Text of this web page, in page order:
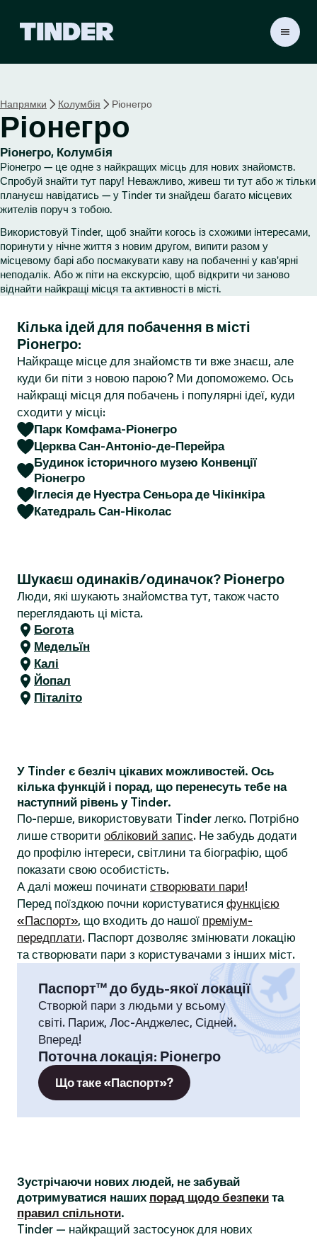
н
а
с
о
р
і
а
T
i
n
r
Напрямки Колумбія Ріонегро
Ріонегро
Ріонегро, Колумбія
Ріонегро — це одне з найкращих місць для нових знайомств.
Спробуй знайти тут пару! Неважливо, живеш ти тут або ж тільки
плануєш навідатись — у Tinder ти знайдеш багато місцевих
жителів поруч з тобою.
Використовуй Tinder, щоб знайти когось із схожими інтересами,
поринути у нічне життя з новим другом, випити разом у
місцевому барі або посмакувати каву на побаченні у кав'ярні
неподалік. Або ж піти на екскурсію, щоб відкрити чи заново
віднайти найкращі місця та активності в місті.
Кілька ідей для побачення в місті
Ріонегро:
Найкраще місце для знайомств ти вже знаєш, але
куди би піти з новою парою? Ми допоможемо. Ось
найкращі місця для побачень і популярні ідеї, куди
сходити у місці:
Парк Комфама-Ріонегро
Церква Сан-Антоніо-де-Перейра
Будинок історичного музею Конвенції
Ріонегро
Іглесія де Нуестра Сеньора де Чікінкіра
Катедраль Сан-Ніколас
Шукаєш одинаків/одиначок? Ріонегро
Люди, які шукають знайомства тут, також часто
переглядають ці міста.
Богота
Медельїн
Калі
Йопал
Піталіто
У Tinder є безліч цікавих можливостей. Ось
кілька функцій і порад, що перенесуть тебе на
наступний рівень у Tinder.
По-перше, використовувати Tinder легко. Потрібно
лише створити обліковий запис. Не забудь додати
до профілю інтереси, світлини та біографію, щоб
показати свою особистість.
А далі можеш починати створювати пари!
Перед поїздкою почни користуватися функцією
«Паспорт», що входить до нашої преміум-
передплати. Паспорт дозволяє змінювати локацію
та створювати пари з користувачами з інших міст.
Паспорт™ до будь-якої локації
Створюй пари з людьми у всьому
світі. Париж, Лос-Анджелес, Сідней.
Вперед!
Поточна локація: Ріонегро
Що таке «Паспорт»?
Зустрічаючи нових людей, не забувай
дотримуватися наших порад щодо безпеки та
правил спільноти.
Tinder — найкращий застосунок для нових